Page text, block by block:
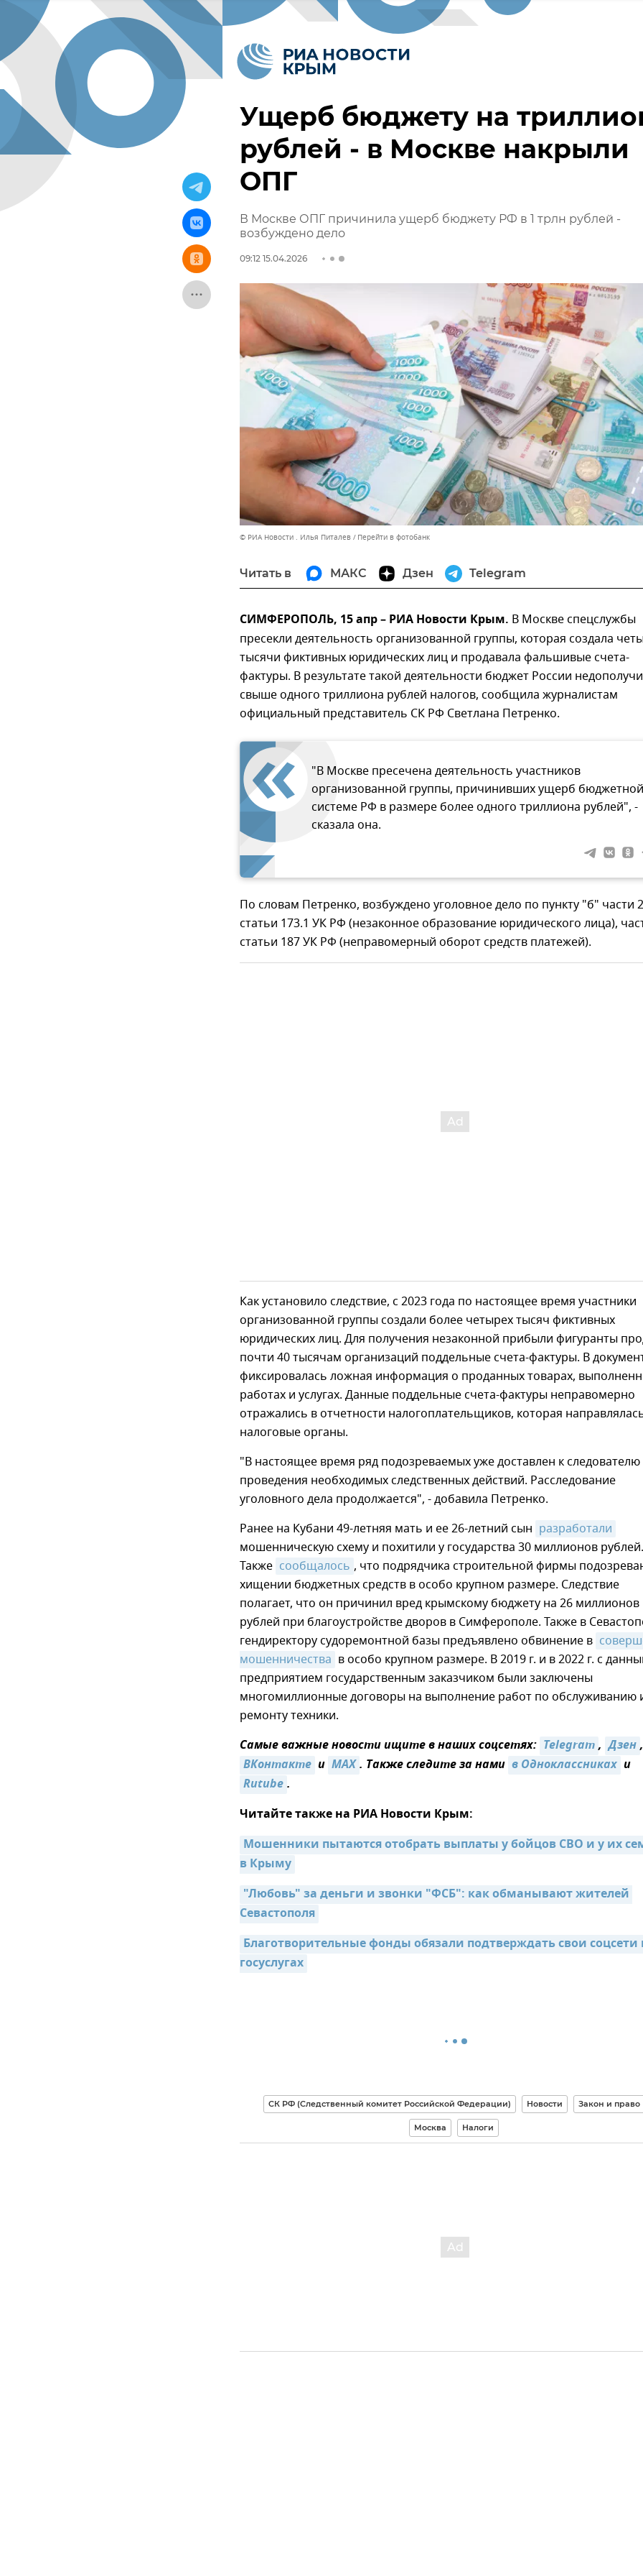
Ущерб бюджету на
рублей - в Москве накрыли
ОПГ
В Москве ОПГ причинила ущерб бюджету РФ в 1 трлн рублей -
возбуждено дело
09:12 15.04.2026
© РИА Новости . Илья Питалев Перейти в фотобанк
Читать в МАКС Дзен Telegram
СИМФЕРОПОЛЬ, 15 апр – РИА Новости Крым. В Москве спецслужбы
пресекли деятельность организованной группы, которая создала
тысячи фиктивных юридических лиц и продавала фальшивые счета-
фактуры. В результате такой деятельности бюджет России
свыше одного триллиона рублей налогов, сообщила журналистам
официальный представитель СК РФ Светлана Петренко.
"В Москве пресечена деятельность участников
организованной группы, причинивших ущерб бюджетной
системе РФ в размере более одного триллиона рублей", -
сказала она.
По словам Петренко, возбуждено уголовное дело по пункту "б" части 2
статьи 173.1 УК РФ (незаконное образование юридического лица),
статьи 187 УК РФ (неправомерный оборот средств платежей).
Как установило следствие, с 2023 года по настоящее время участники
организованной группы создали более четырех тысяч фиктивных
юридических лиц. Для получения незаконной прибыли фигуранты
почти 40 тысячам организаций поддельные счета-фактуры. В
фиксировалась ложная информация о проданных товарах,
работах и услугах. Данные поддельные счета-фактуры неправомерно
отражались в отчетности налогоплательщиков, которая
налоговые органы.
"В настоящее время ряд подозреваемых уже доставлен к следователю
проведения необходимых следственных действий. Расследование
уголовного дела продолжается", - добавила Петренко.
Ранее на Кубани 49-летняя мать и ее 26-летний сын разработали
мошенническую схему и похитили у государства 30 миллионов рублей.
Также сообщалось , что подрядчика строительной фирмы
хищении бюджетных средств в особо крупном размере. Следствие
полагает, что он причинил вред крымскому бюджету на 26 миллионов
рублей при благоустройстве дворов в Симферополе. Также в
гендиректору судоремонтной базы предъявлено обвинение в
мошенничества в особо крупном размере. В 2019 г. и в 2022 г. с
предприятием государственным заказчиком были заключены
многомиллионные договоры на выполнение работ по обслуживанию
ремонту техники.
Самые важные новости ищите в наших соцсетях: Telegram, Дзен,
ВКонтакте и MAX. Также следите за нами в Одноклассниках и
Rutube.
Читайте также на РИА Новости Крым:
Мошенники пытаются отобрать выплаты у бойцов СВО и у их
в Крыму
"Любовь" за деньги и звонки "ФСБ": как обманывают жителей
Севастополя
Благотворительные фонды обязали подтверждать свои соцсети
госуслугах
СК РФ (Следственный комитет Российской Федерации) Новости Закон и право
Москва Налоги